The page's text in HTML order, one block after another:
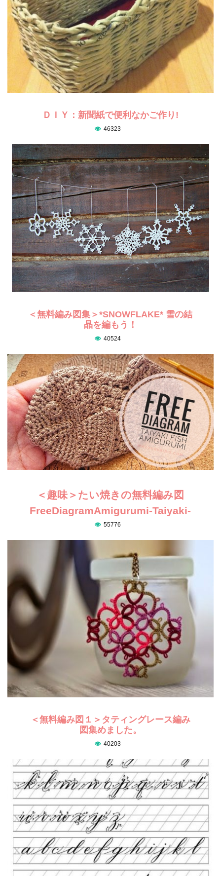
ＤＩＹ：新聞紙で便利なかご作り!
46323
＜無料編み図集＞*SNOWFLAKE* 雪の結
晶を編もう！
40524
＜趣味＞たい焼きの無料編み図
FreeDiagramAmigurumi-Taiyaki-
55776
＜無料編み図１＞タティングレース編み
図集めました。
40203